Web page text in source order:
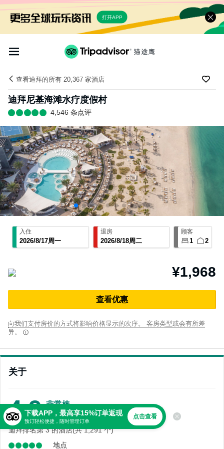
打开APP
查看迪拜的所有 20,367 家酒店
迪拜尼基海滩水疗度假村
4,546 条点评
¥1,968
查⁠看优⁠惠
向我们支付房价的方式将影响价格显示的次序。 客房类型或会有所差
异。
入住
2026/8/17周一
退房
2026/8/18周二
顾客
1 2
关于
4.9 非常棒
4,546 条点评
迪拜排名第 3 的酒店(共 1,291 个)
地点
下载APP，最高享15%订单返现
预订轻松便捷，随时管理订单
点击查看